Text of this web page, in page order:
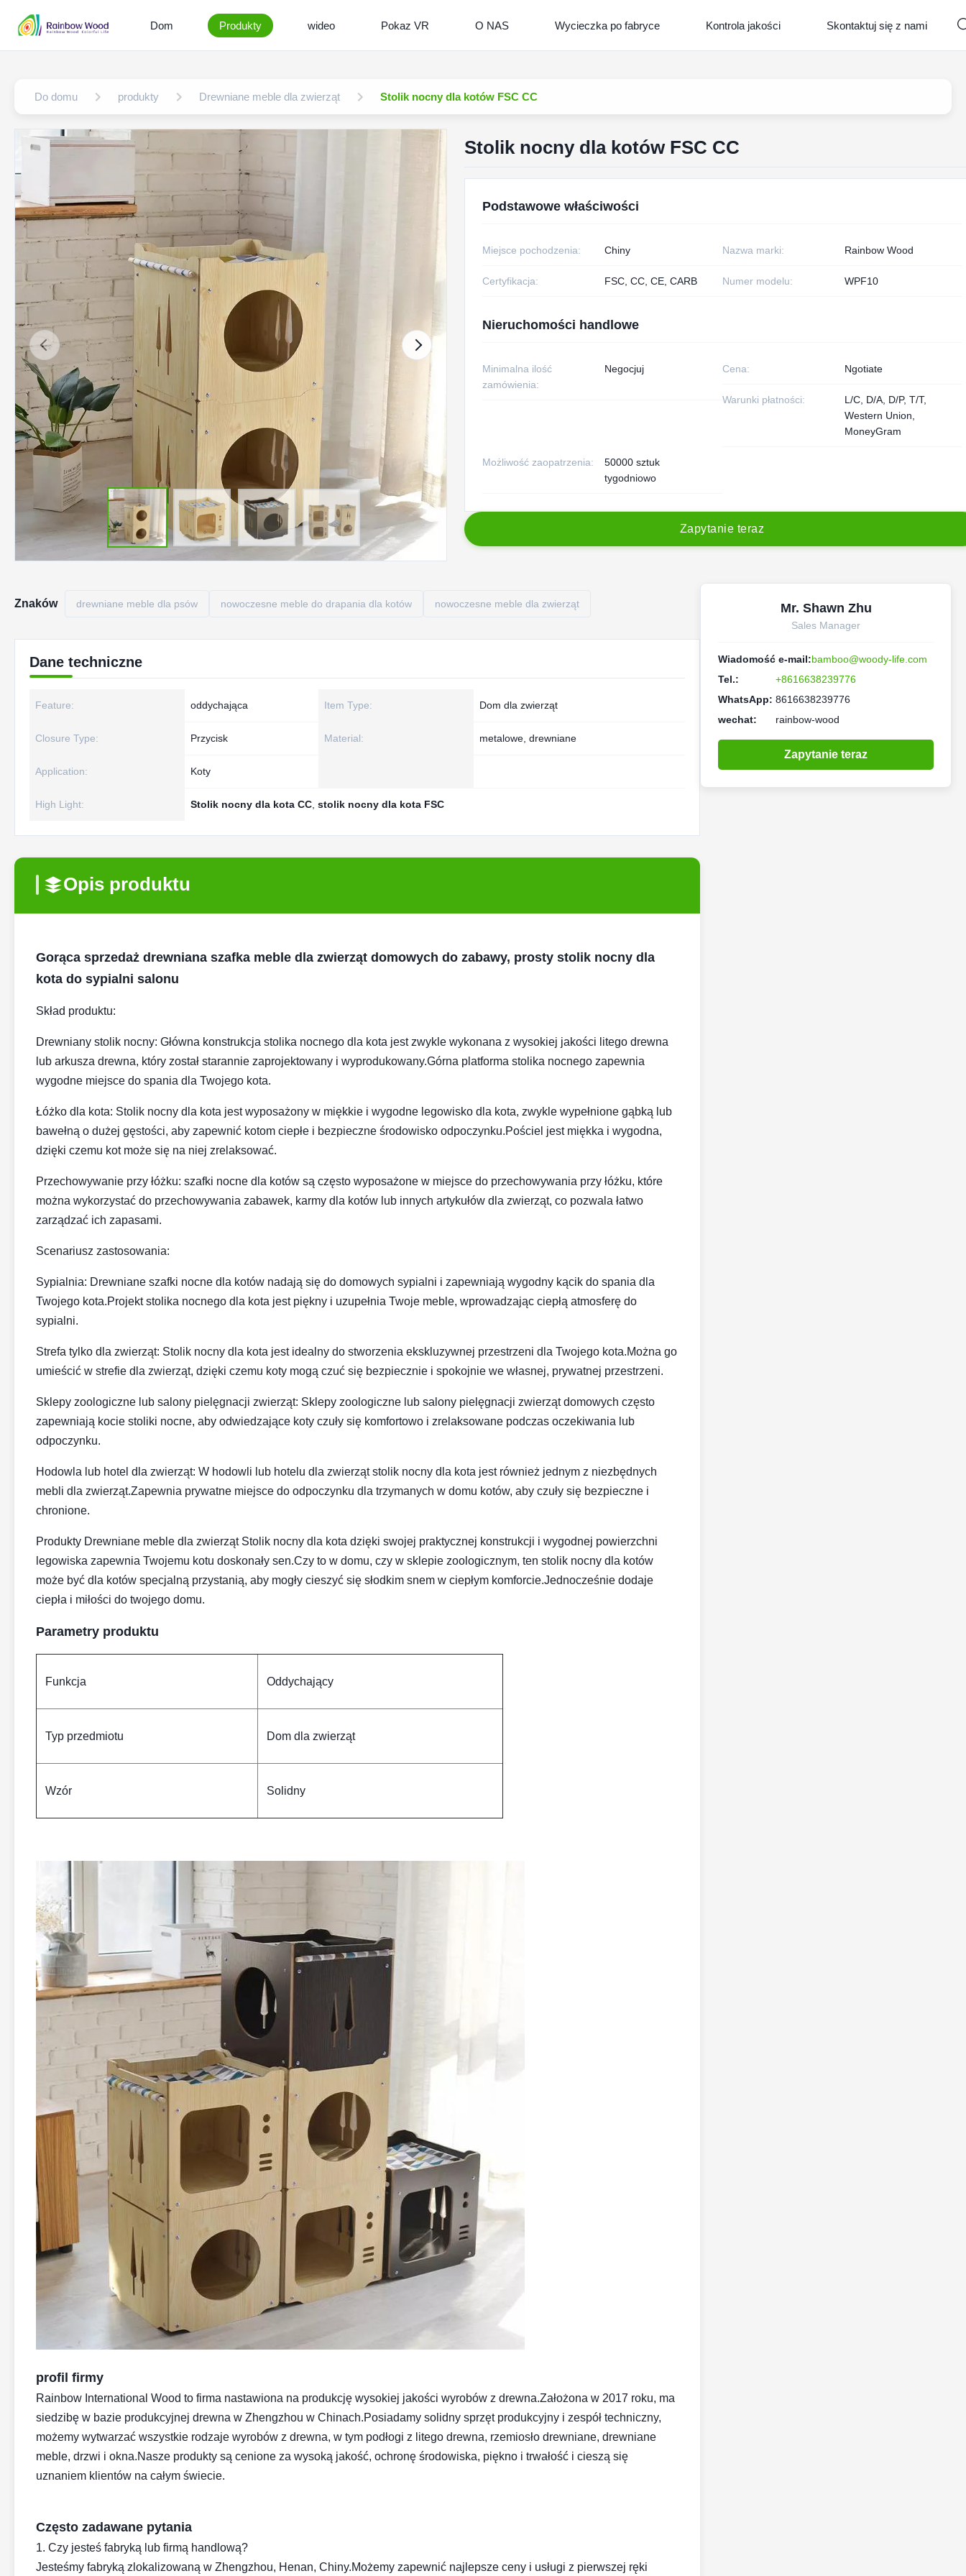
Dom Produkty wideo Pokaz VR O NAS Wycieczka po fabryce Kontrola jakości Skontaktuj się z nami
Do domu produkty Drewniane meble dla zwierząt Stolik nocny dla kotów FSC CC
Stolik nocny dla kotów FSC CC
Podstawowe właściwości
Miejsce pochodzenia: Chiny Nazwa marki: Rainbow Wood
Certyfikacja: FSC, CC, CE, CARB Numer modelu: WPF10
Nieruchomości handlowe
Minimalna ilość
zamówienia:
Negocjuj Cena: Ngotiate
Warunki płatności:
L/C, D/A, D/P, T/T,
Western Union,
MoneyGram
Możliwość zaopatrzenia:
50000 sztuk
tygodniowo
Zapytanie teraz
Znaków drewniane meble dla psów nowoczesne meble do drapania dla kotów nowoczesne meble dla zwierząt
Dane techniczne
Feature: oddychająca Item Type: Dom dla zwierząt
Closure Type: Przycisk Material: metalowe, drewniane
Application: Koty
High Light: Stolik nocny dla kota CC stolik nocny dla kota FSC
Opis produktu
Gorąca sprzedaż drewniana szafka meble dla zwierząt domowych do zabawy, prosty stolik nocny dla
kota do sypialni salonu
Skład produktu:
Drewniany stolik nocny: Główna konstrukcja stolika nocnego dla kota jest zwykle wykonana z wysokiej jakości litego drewna
lub arkusza drewna, który został starannie zaprojektowany i wyprodukowany.Górna platforma stolika nocnego zapewnia
wygodne miejsce do spania dla Twojego kota.
Łóżko dla kota: Stolik nocny dla kota jest wyposażony w miękkie i wygodne legowisko dla kota, zwykle wypełnione gąbką lub
bawełną o dużej gęstości, aby zapewnić kotom ciepłe i bezpieczne środowisko odpoczynku.Pościel jest miękka i wygodna,
dzięki czemu kot może się na niej zrelaksować.
Przechowywanie przy łóżku: szafki nocne dla kotów są często wyposażone w miejsce do przechowywania przy łóżku, które
można wykorzystać do przechowywania zabawek, karmy dla kotów lub innych artykułów dla zwierząt, co pozwala łatwo
zarządzać ich zapasami.
Scenariusz zastosowania:
Sypialnia: Drewniane szafki nocne dla kotów nadają się do domowych sypialni i zapewniają wygodny kącik do spania dla
Twojego kota.Projekt stolika nocnego dla kota jest piękny i uzupełnia Twoje meble, wprowadzając ciepłą atmosferę do
sypialni.
Strefa tylko dla zwierząt: Stolik nocny dla kota jest idealny do stworzenia ekskluzywnej przestrzeni dla Twojego kota.Można go
umieścić w strefie dla zwierząt, dzięki czemu koty mogą czuć się bezpiecznie i spokojnie we własnej, prywatnej przestrzeni.
Sklepy zoologiczne lub salony pielęgnacji zwierząt: Sklepy zoologiczne lub salony pielęgnacji zwierząt domowych często
zapewniają kocie stoliki nocne, aby odwiedzające koty czuły się komfortowo i zrelaksowane podczas oczekiwania lub
odpoczynku.
Hodowla lub hotel dla zwierząt: W hodowli lub hotelu dla zwierząt stolik nocny dla kota jest również jednym z niezbędnych
mebli dla zwierząt.Zapewnia prywatne miejsce do odpoczynku dla trzymanych w domu kotów, aby czuły się bezpieczne i
chronione.
Produkty Drewniane meble dla zwierząt Stolik nocny dla kota dzięki swojej praktycznej konstrukcji i wygodnej powierzchni
legowiska zapewnia Twojemu kotu doskonały sen.Czy to w domu, czy w sklepie zoologicznym, ten stolik nocny dla kotów
może być dla kotów specjalną przystanią, aby mogły cieszyć się słodkim snem w ciepłym komforcie.Jednocześnie dodaje
ciepła i miłości do twojego domu.
Parametry produktu
Funkcja Oddychający
Typ przedmiotu Dom dla zwierząt
Wzór Solidny
profil firmy
Rainbow International Wood to firma nastawiona na produkcję wysokiej jakości wyrobów z drewna.Założona w 2017 roku, ma
siedzibę w bazie produkcyjnej drewna w Zhengzhou w Chinach.Posiadamy solidny sprzęt produkcyjny i zespół techniczny,
możemy wytwarzać wszystkie rodzaje wyrobów z drewna, w tym podłogi z litego drewna, rzemiosło drewniane, drewniane
meble, drzwi i okna.Nasze produkty są cenione za wysoką jakość, ochronę środowiska, piękno i trwałość i cieszą się
uznaniem klientów na całym świecie.
Często zadawane pytania
1. Czy jesteś fabryką lub firmą handlową?
Jesteśmy fabryką zlokalizowaną w Zhengzhou, Henan, Chiny.Możemy zapewnić najlepsze ceny i usługi z pierwszej ręki
Mr. Shawn Zhu
Sales Manager
Wiadomość e-mail:bamboo@woody-life.com
Tel.:
+8616638239776
WhatsApp: 8616638239776
wechat:
rainbow-wood
Zapytanie teraz